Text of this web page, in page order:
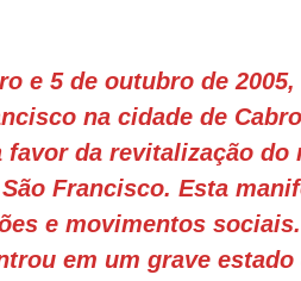
e 5 de outubro de
na cidade de
favor da revitalização
Francisco. Esta
e movimentos
em um grave